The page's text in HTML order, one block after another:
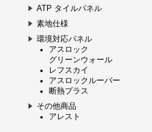
ATP タイルパネル
素地仕様
環境対応パネル
アスロック
グリーンウォール
レフスカイ
アスロックルーバー
断熱プラス
その他商品
アレスト